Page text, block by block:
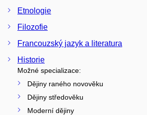
Etnologie
Filozofie
Francouzský jazyk a literatura
Historie
Možné specializace:
Dějiny raného novověku
Dějiny středověku
Moderní dějiny